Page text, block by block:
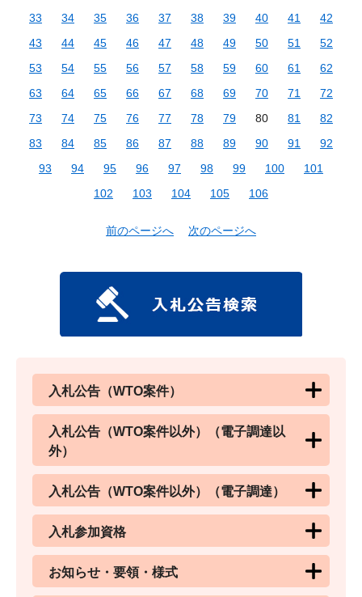
33
34 35 36 37 38 39 40 41
42
43
44 45 46 47 48 49 50 51
52
53
54 55 56 57 58 59 60 61
62
63
64 65 66 67 68 69 70 71
72
73
74 75 76 77 78 79 80 81
82
83
84 85 86 87 88 89 90 91
92
93
94 95 96 97 98 99 100
101
102
103 104 105 106
前のページへ 次のページへ
入札公告（WTO案件）
入札公告（WTO案件以外）（電子調達以
外）
入札公告（WTO案件以外）（電子調達）
入札参加資格
お知らせ・要領・様式